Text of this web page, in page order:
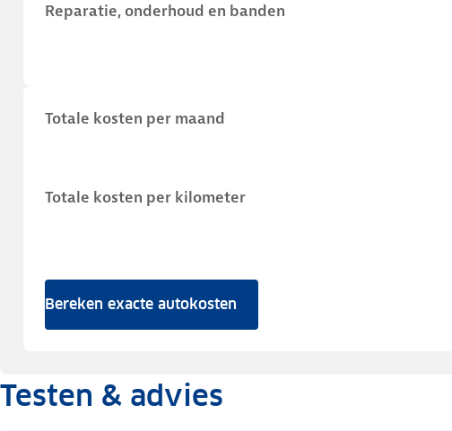
Reparatie, onderhoud en banden
Totale kosten per maand
Totale kosten per kilometer
Bereken exacte autokosten
Testen & advies